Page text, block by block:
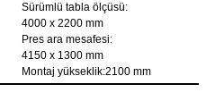
Sürümlü tabla ölçüsü:
4000 x 2200 mm
Pres ara mesafesi:
4150 x 1300 mm
Montaj yükseklik:2100 mm